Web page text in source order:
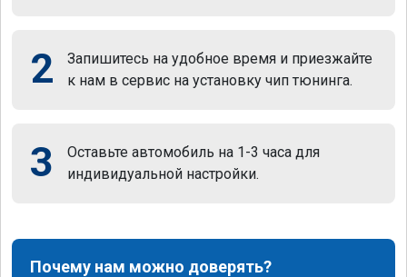
2
Запишитесь на удобное время и приезжайте
к нам в сервис на установку чип тюнинга.
3
Оставьте автомобиль на 1-3 часа для
индивидуальной настройки.
Почему нам можно доверять?